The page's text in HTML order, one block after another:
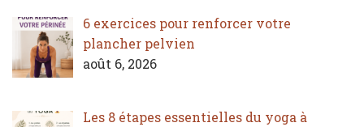
6 exercices pour renforcer votre
plancher pelvien
août 6, 2026
Les 8 étapes essentielles du yoga à